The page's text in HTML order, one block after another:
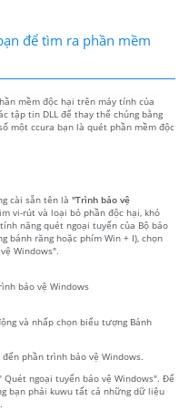
để tìm ra phần mềm
mềm độc hại trên máy tính của
tập tin DLL để thay thế chúng bằng
một ccura bạn là quét phần mềm độc
cài sẵn tên là "Trình bảo vệ
vi-rút và loại bỏ phần độc hại, khó
năng quét ngoại tuyến của Bộ bảo
bánh răng hoặc phím Win + I), chọn
Windows".
bảo vệ Windows
và nhấp chọn biểu tượng Bánh
phần trình bảo vệ Windows.
ngoại tuyến bảo vệ Windows". Để
bạn phải kuwu tất cả những dữ liệu